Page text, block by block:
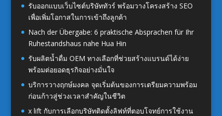
รับออกแบบเว็บไซต์บริษัททัวร์ พร้อมวางโครงสร้าง SEO
เพื่อเพิ่มโอกาสในการเข้าถึงลูกค้า
Nach der Übergabe: 6 praktische Absprachen für Ihr
Ruhestandshaus nahe Hua Hin
รับผลิตน้ำดื่ม OEM ทางเลือกที่ช่วยสร้างแบรนด์ได้ง่าย
พร้อมต่อยอดธุรกิจอย่างมั่นใจ
บริการวางฤกษ์มงคล จุดเริ่มต้นของการเตรียมความพร้อม
ก่อนก้าวสู่ช่วงเวลาสำคัญในชีวิต
x lift กับการเลือกบริษัทติดตั้งลิฟท์ที่ตอบโจทย์การใช้งาน